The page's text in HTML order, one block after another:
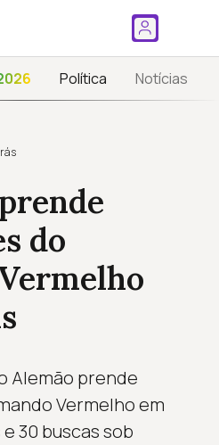
Política Notícias
do
Alemão prende
Vermelho em
30 buscas sob